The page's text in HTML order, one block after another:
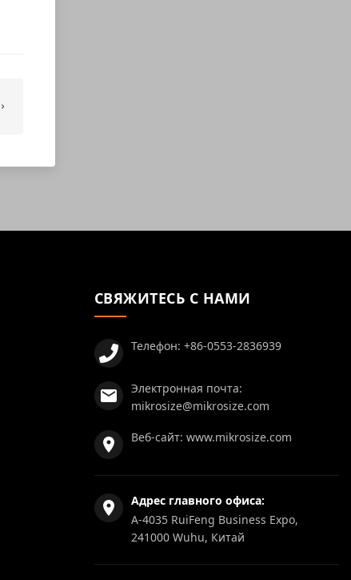
СВЯЖИТЕСЬ С НАМИ
Телефон: +86-0553-2836939
Электронная почта:
mikrosize@mikrosize.com
Веб-сайт: www.mikrosize.com
Адрес главного офиса:
A-4035 RuiFeng Business Expo,
241000 Wuhu, Китай